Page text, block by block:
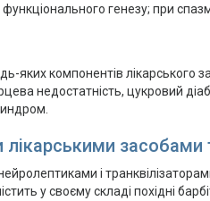
функціонального генезу; при
яких компонентів лікарського
недостатність, цукровий
засобами
і
у своєму складі похідні